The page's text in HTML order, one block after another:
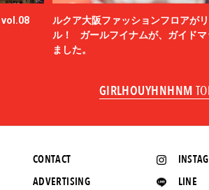
vol.08
ルクア大阪ファッションフロアが
ル！ ガールフイナムが、ガイドマ
ました。
GIRLHOUYHNHNM
LINE
CONTACT
ADVERTISING